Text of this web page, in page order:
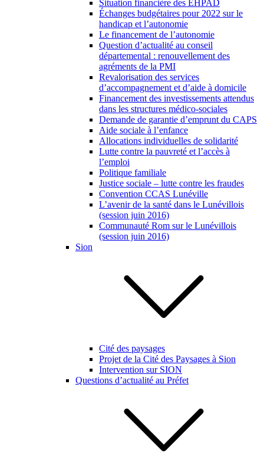
Situation financière des EHPAD
Échanges budgétaires pour 2022 sur le
handicap et l’autonomie
Le financement de l’autonomie
Question d’actualité au conseil
départemental : renouvellement des
agréments de la PMI
Revalorisation des services
d’accompagnement et d’aide à domicile
Financement des investissements attendus
dans les structures médico-sociales
Demande de garantie d’emprunt du CAPS
Aide sociale à l’enfance
Allocations individuelles de solidarité
Lutte contre la pauvreté et l’accès à
l’emploi
Politique familiale
Justice sociale – lutte contre les fraudes
Convention CCAS Lunéville
L’avenir de la santé dans le Lunévillois
(session juin 2016)
Communauté Rom sur le Lunévillois
(session juin 2016)
Sion
Cité des paysages
Projet de la Cité des Paysages à Sion
Intervention sur SION
Questions d’actualité au Préfet